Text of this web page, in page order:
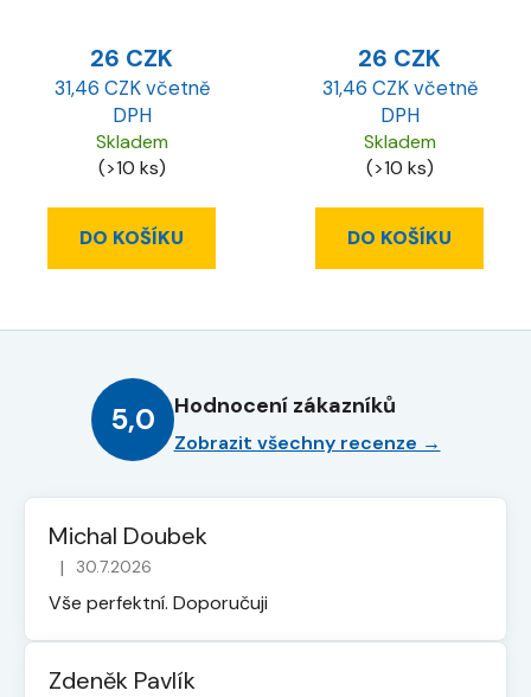
26 CZK
31,46 CZK včetně
DPH
Skladem
(>10 ks)
DO KOŠÍKU
26 CZK
31,46 CZK včetně
DPH
Skladem
(>10 ks)
DO KOŠÍKU
5,0 Hodnocení zákazníků
Zobrazit všechny recenze →
Michal Doubek
Hodnocení obchodu je 5 z 5 hvězdiček.
| 30.7.2026
Vše perfektní. Doporučuji
Zdeněk Pavlík